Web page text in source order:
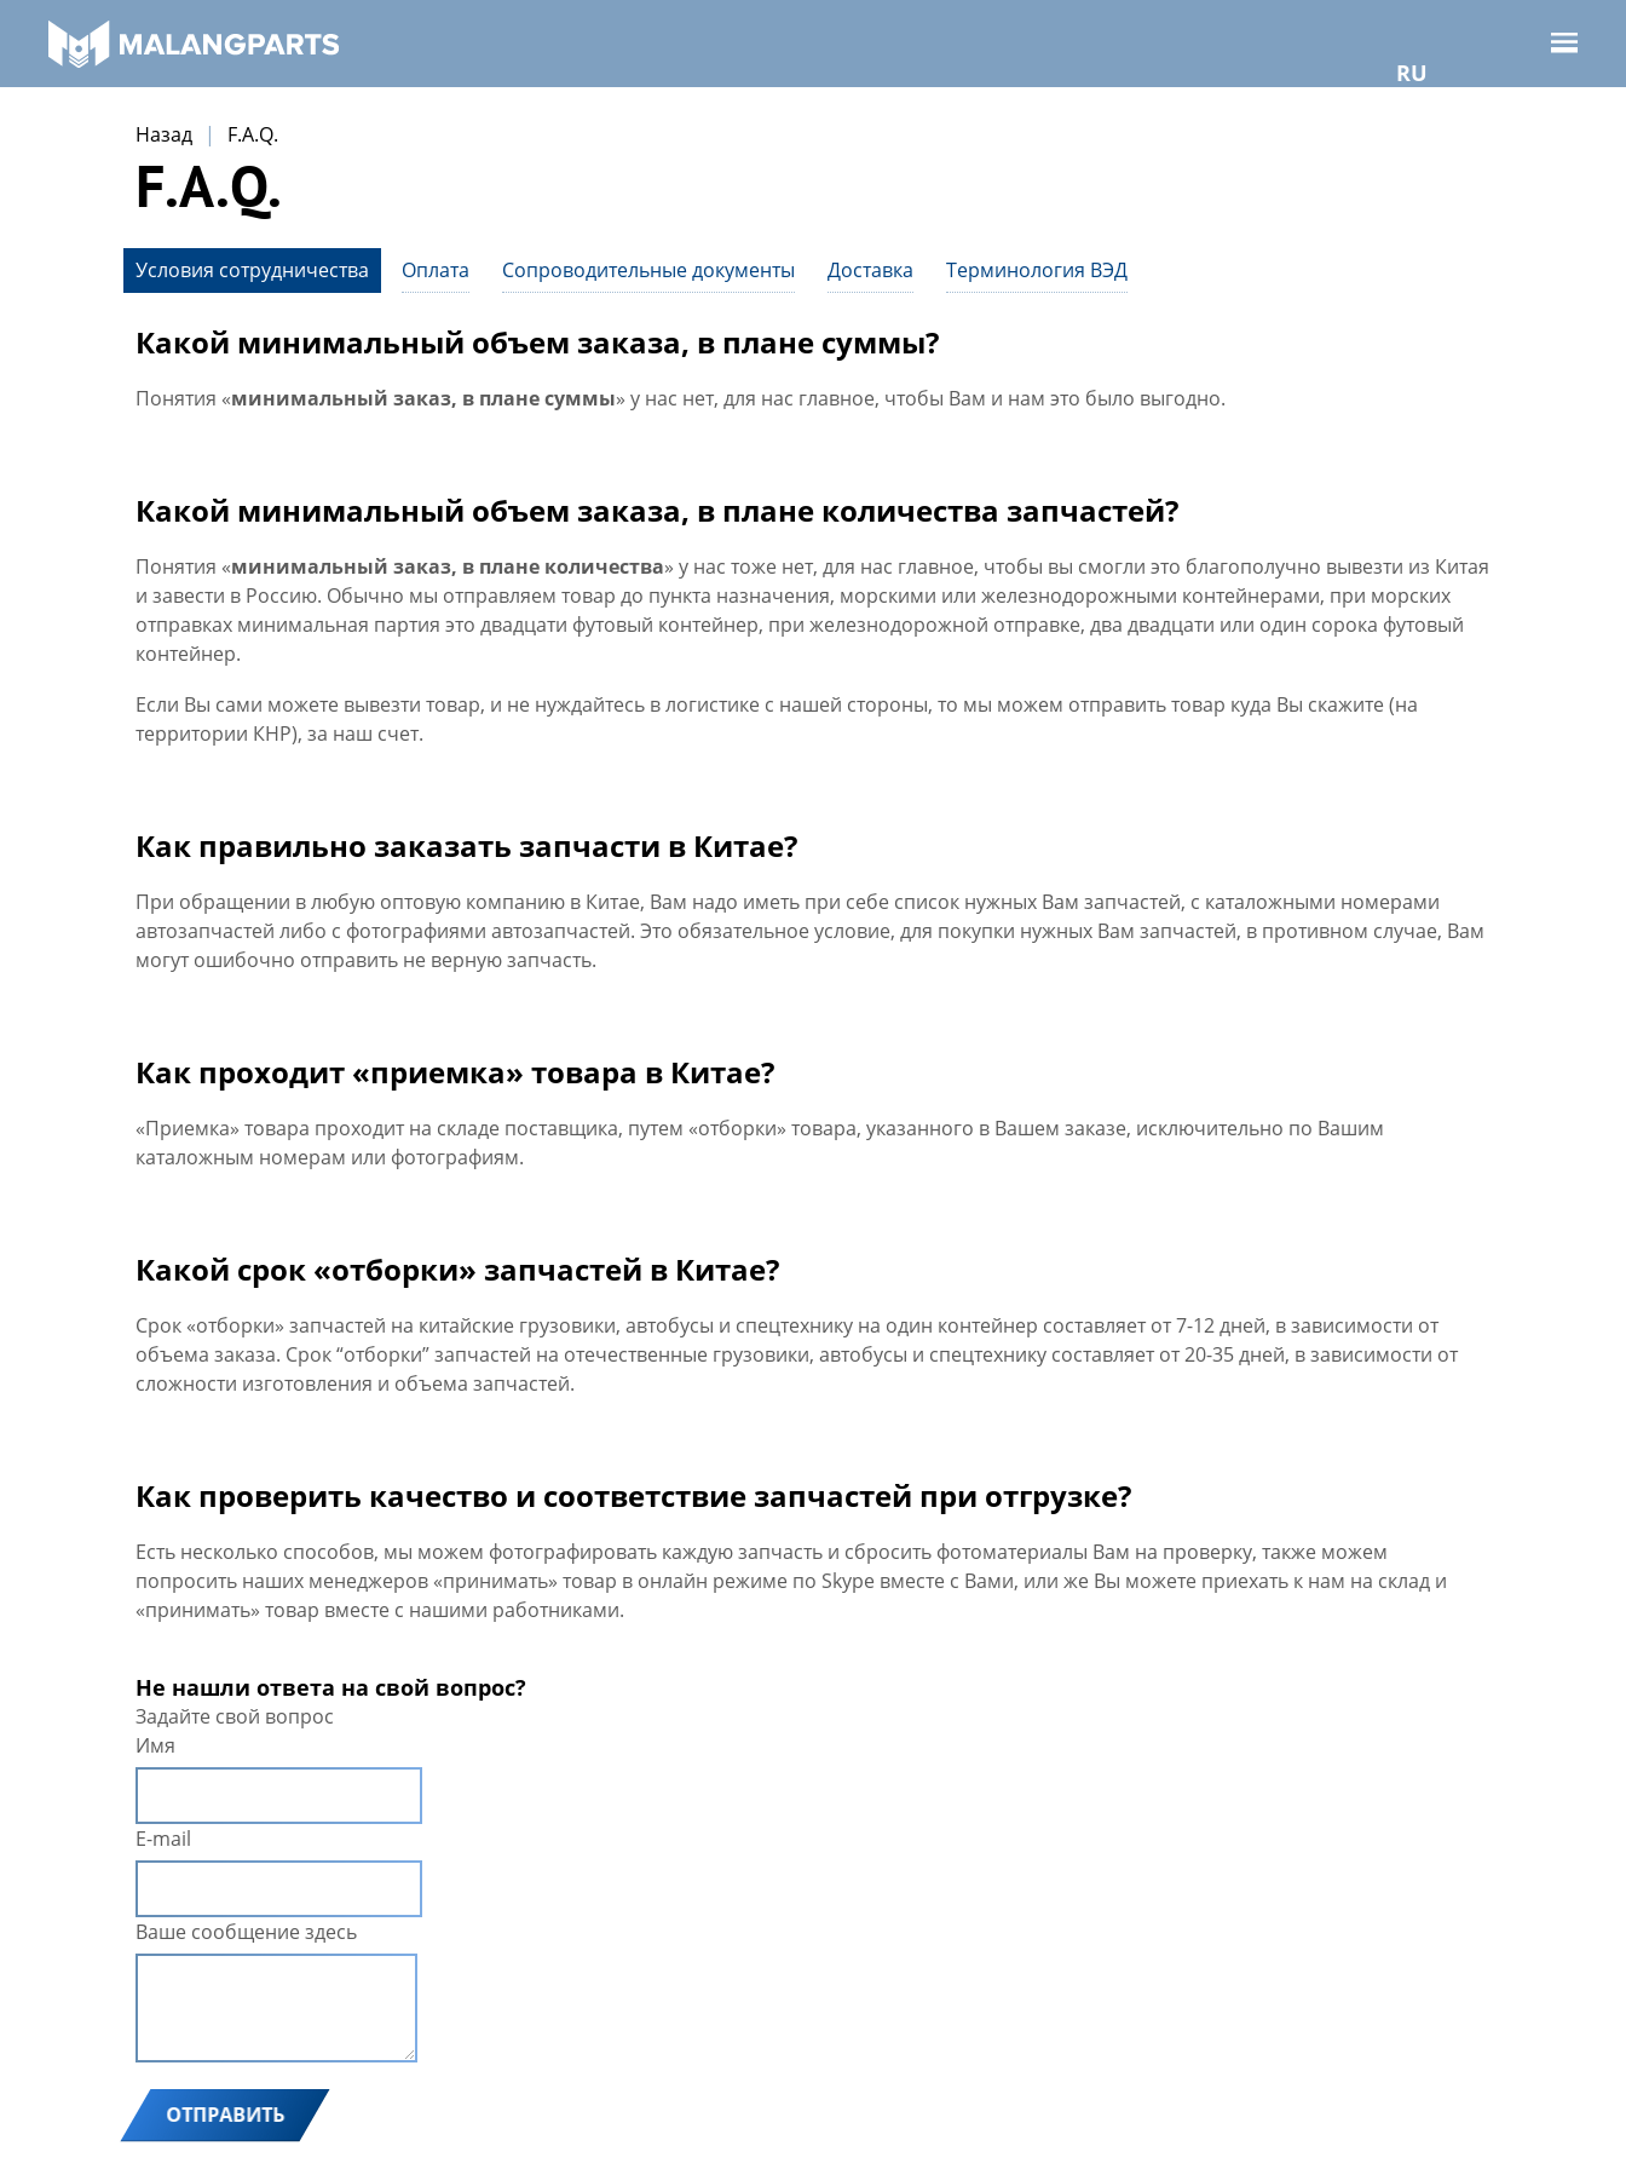
RU
Назад F.A.Q.
F.A.Q.
Условия сотрудничества Оплата Сопроводительные документы Доставка Терминология ВЭД
Какой минимальный объем заказа, в плане суммы?
Понятия «минимальный заказ, в плане суммы» у нас нет, для нас главное, чтобы Вам и нам это было выгодно.
Какой минимальный объем заказа, в плане количества запчастей?
Понятия «минимальный заказ, в плане количества» у нас тоже нет, для нас главное, чтобы вы смогли это благополучно вывезти из Китая
и завести в Россию. Обычно мы отправляем товар до пункта назначения, морскими или железнодорожными контейнерами, при морских
отправках минимальная партия это двадцати футовый контейнер, при железнодорожной отправке, два двадцати или один сорока футовый
контейнер.
Если Вы сами можете вывезти товар, и не нуждайтесь в логистике с нашей стороны, то мы можем отправить товар куда Вы скажите (на
территории КНР), за наш счет.
Как правильно заказать запчасти в Китае?
При обращении в любую оптовую компанию в Китае, Вам надо иметь при себе список нужных Вам запчастей, с каталожными номерами
автозапчастей либо с фотографиями автозапчастей. Это обязательное условие, для покупки нужных Вам запчастей, в противном случае, Вам
могут ошибочно отправить не верную запчасть.
Как проходит «приемка» товара в Китае?
«Приемка» товара проходит на складе поставщика, путем «отборки» товара, указанного в Вашем заказе, исключительно по Вашим
каталожным номерам или фотографиям.
Какой срок «отборки» запчастей в Китае?
Срок «отборки» запчастей на китайские грузовики, автобусы и спецтехнику на один контейнер составляет от 7-12 дней, в зависимости от
объема заказа. Срок “отборки” запчастей на отечественные грузовики, автобусы и спецтехнику составляет от 20-35 дней, в зависимости от
сложности изготовления и объема запчастей.
Как проверить качество и соответствие запчастей при отгрузке?
Есть несколько способов, мы можем фотографировать каждую запчасть и сбросить фотоматериалы Вам на проверку, также можем
попросить наших менеджеров «принимать» товар в онлайн режиме по Skype вместе с Вами, или же Вы можете приехать к нам на склад и
«принимать» товар вместе с нашими работниками.
Не нашли ответа на свой вопрос?
Задайте свой вопрос
Имя
E-mail
Ваше сообщение здесь
ОТПРАВИТЬ